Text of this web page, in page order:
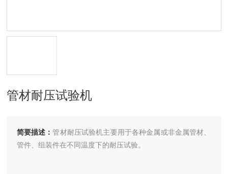
管材耐压试验机
简要描述：管材耐压试验机主要用于各种金属或非金属管材、
管件、组装件在不同温度下的耐压试验。